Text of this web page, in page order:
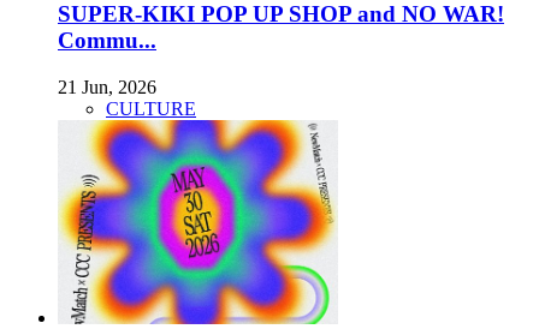
SUPER-KIKI POP UP SHOP and NO WAR!
Commu...
21 Jun, 2026
CULTURE